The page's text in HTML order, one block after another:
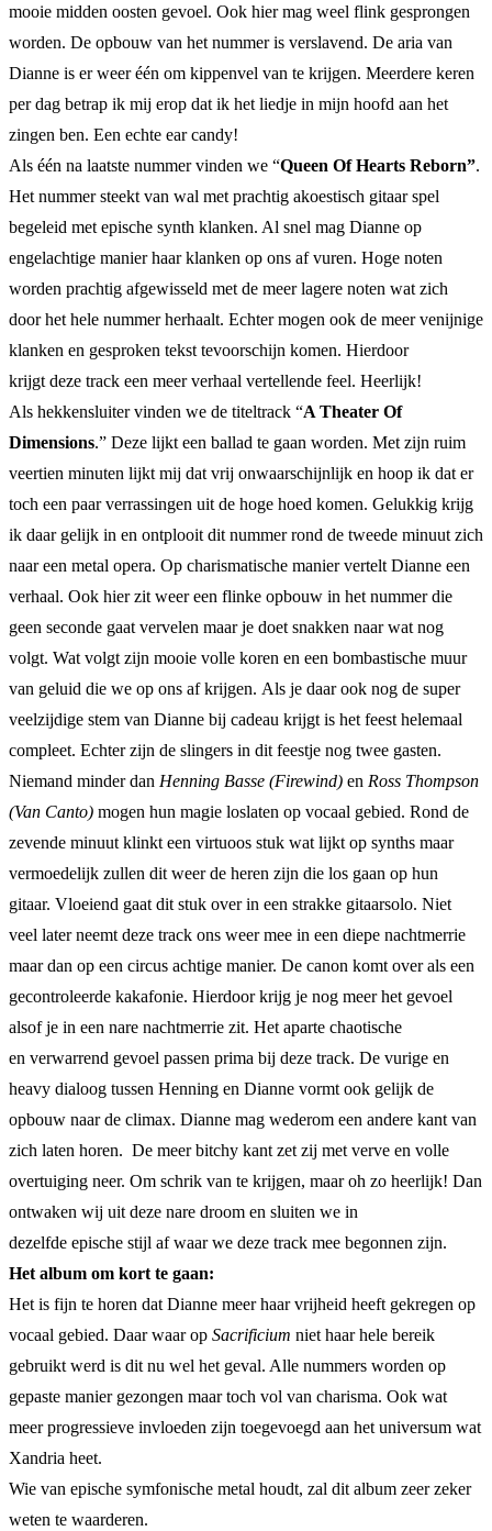
mooie midden oosten gevoel. Ook hier mag weel flink gesprongen
worden. De opbouw van het nummer is verslavend. De aria van
Dianne is er weer één om kippenvel van te krijgen. Meerdere keren
per dag betrap ik mij erop dat ik het liedje in mijn hoofd aan het
zingen ben. Een echte ear candy!
Als één na laatste nummer vinden we “Queen Of Hearts Reborn”.
Het nummer steekt van wal met prachtig akoestisch gitaar spel
begeleid met epische synth klanken. Al snel mag Dianne op
engelachtige manier haar klanken op ons af vuren. Hoge noten
worden prachtig afgewisseld met de meer lagere noten wat zich
door het hele nummer herhaalt. Echter mogen ook de meer venijnige
klanken en gesproken tekst tevoorschijn komen. Hierdoor
krijgt deze track een meer verhaal vertellende feel. Heerlijk!
Als hekkensluiter vinden we de titeltrack “A Theater Of
Dimensions.” Deze lijkt een ballad te gaan worden. Met zijn ruim
veertien minuten lijkt mij dat vrij onwaarschijnlijk en hoop ik dat er
toch een paar verrassingen uit de hoge hoed komen. Gelukkig krijg
ik daar gelijk in en ontplooit dit nummer rond de tweede minuut zich
naar een metal opera. Op charismatische manier vertelt Dianne een
verhaal. Ook hier zit weer een flinke opbouw in het nummer die
geen seconde gaat vervelen maar je doet snakken naar wat nog
volgt. Wat volgt zijn mooie volle koren en een bombastische muur
van geluid die we op ons af krijgen. Als je daar ook nog de super
veelzijdige stem van Dianne bij cadeau krijgt is het feest helemaal
compleet. Echter zijn de slingers in dit feestje nog twee gasten.
Niemand minder dan Henning Basse (Firewind) en Ross Thompson
(Van Canto) mogen hun magie loslaten op vocaal gebied. Rond de
zevende minuut klinkt een virtuoos stuk wat lijkt op synths maar
vermoedelijk zullen dit weer de heren zijn die los gaan op hun
gitaar. Vloeiend gaat dit stuk over in een strakke gitaarsolo. Niet
veel later neemt deze track ons weer mee in een diepe nachtmerrie
maar dan op een circus achtige manier. De canon komt over als een
gecontroleerde kakafonie. Hierdoor krijg je nog meer het gevoel
alsof je in een nare nachtmerrie zit. Het aparte chaotische
en verwarrend gevoel passen prima bij deze track. De vurige en
heavy dialoog tussen Henning en Dianne vormt ook gelijk de
opbouw naar de climax. Dianne mag wederom een andere kant van
zich laten horen. De meer bitchy kant zet zij met verve en volle
overtuiging neer. Om schrik van te krijgen, maar oh zo heerlijk! Dan
ontwaken wij uit deze nare droom en sluiten we in
dezelfde epische stijl af waar we deze track mee begonnen zijn.
Het album om kort te gaan:
Het is fijn te horen dat Dianne meer haar vrijheid heeft gekregen op
vocaal gebied. Daar waar op Sacrificium niet haar hele bereik
gebruikt werd is dit nu wel het geval. Alle nummers worden op
gepaste manier gezongen maar toch vol van charisma. Ook wat
meer progressieve invloeden zijn toegevoegd aan het universum wat
Xandria heet.
Wie van epische symfonische metal houdt, zal dit album zeer zeker
weten te waarderen.